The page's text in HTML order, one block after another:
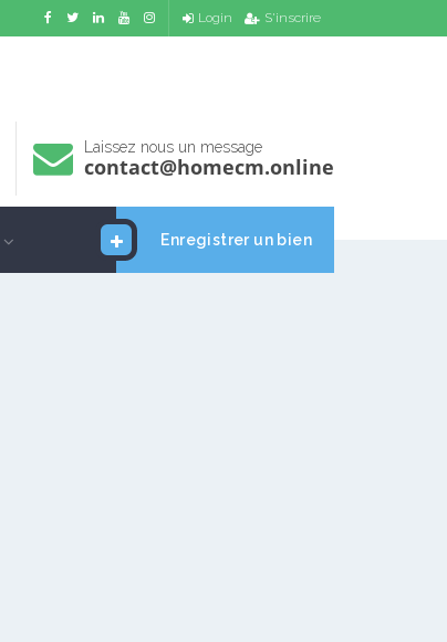
Login S'inscrire
Laissez nous un message
contact@homecm.online
Enregistrer un bien